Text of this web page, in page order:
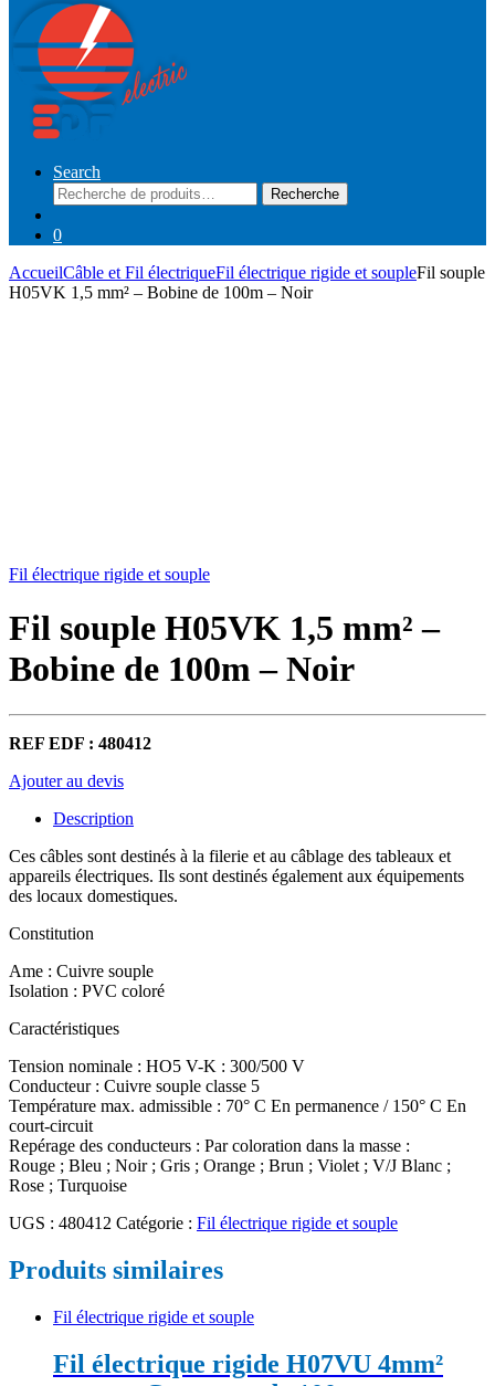
Search
Recherche
pour :
Recherche
0
AccueilCâble et Fil électriqueFil électrique rigide et soupleFil souple
H05VK 1,5 mm² – Bobine de 100m – Noir
Fil électrique rigide et souple
Fil souple H05VK 1,5 mm² –
Bobine de 100m – Noir
REF EDF : 480412
Ajouter au devis
Description
Ces câbles sont destinés à la filerie et au câblage des tableaux et
appareils électriques. Ils sont destinés également aux équipements
des locaux domestiques.
Constitution
Ame : Cuivre souple
Isolation : PVC coloré
Caractéristiques
Tension nominale : HO5 V-K : 300/500 V
Conducteur : Cuivre souple classe 5
Température max. admissible : 70° C En permanence / 150° C En
court-circuit
Repérage des conducteurs : Par coloration dans la masse :
Rouge ; Bleu ; Noir ; Gris ; Orange ; Brun ; Violet ; V/J Blanc ;
Rose ; Turquoise
UGS : 480412 Catégorie : Fil électrique rigide et souple
Produits similaires
Fil électrique rigide et souple
Fil électrique rigide H07VU 4mm²